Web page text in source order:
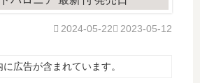
2023-05-12
2024-05-22
に広告が含まれています。